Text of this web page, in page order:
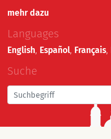
mehr dazu
Languages
English, Español, Français,
Suche